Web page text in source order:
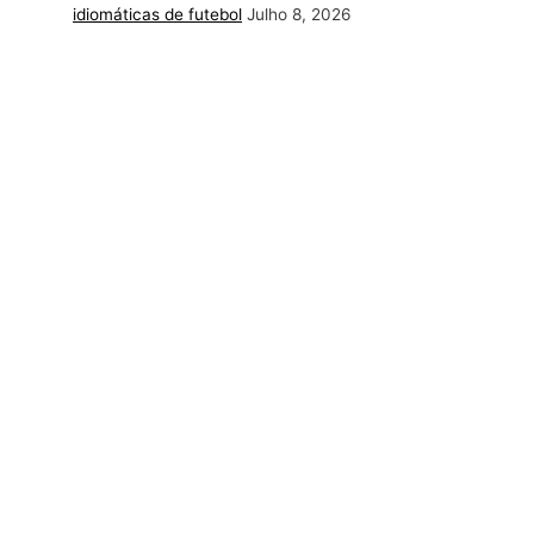
idiomáticas de futebol Julho 8, 2026